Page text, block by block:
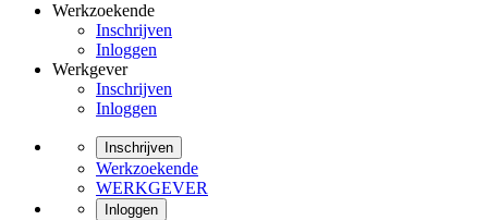
Werkzoekende
Inschrijven
Inloggen
Werkgever
Inschrijven
Inloggen
Inschrijven
Werkzoekende
WERKGEVER
Inloggen